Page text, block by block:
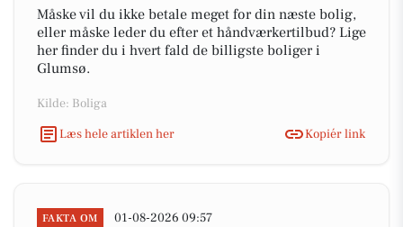
Måske vil du ikke betale meget for din næste bolig,
eller måske leder du efter et håndværkertilbud? Lige
her finder du i hvert fald de billigste boliger i
Glumsø.
Kilde: Boliga
Læs hele artiklen her
Kopiér link
FAKTA OM 01-08-2026 09:57